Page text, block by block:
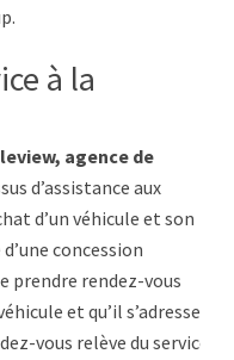
à la
agence de
d’assistance aux
d’un véhicule et son
concession
prendre rendez-vous
et qu’il s’adresse à
vous relève du service